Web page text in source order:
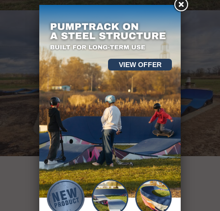
plus de 400
installations sportives
VIEW OFFER